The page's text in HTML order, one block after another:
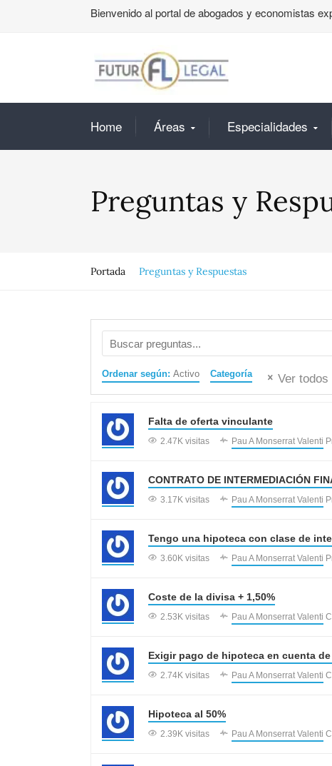
Bienvenido al portal de abogados y economistas
Home Áreas Especialidades
Preguntas y
Portada Preguntas y Respuestas
Ordenar según: Activo Categoría Ver todos
Falta de oferta vinculante
2.47K visitas Pau A Monserrat Valenti
CONTRATO DE INTERMEDIACIÓN
3.17K visitas Pau A Monserrat Valenti
Tengo una hipoteca con clase de
3.60K visitas Pau A Monserrat Valenti
Coste de la divisa + 1,50%
2.53K visitas Pau A Monserrat Valenti
Exigir pago de hipoteca en cuenta
2.74K visitas Pau A Monserrat Valenti
Hipoteca al 50%
2.39K visitas Pau A Monserrat Valenti